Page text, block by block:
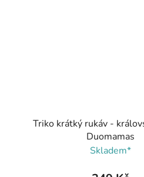
Triko krátký rukáv -
Duomamas
Skladem*